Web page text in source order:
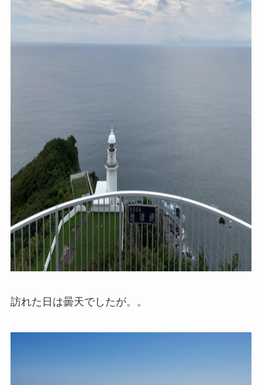
訪れた日は曇天でしたが。。